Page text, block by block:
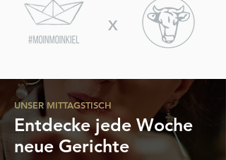
X
UNSER MITTAGSTISCH
Entdecke jede Woche
neue Gerichte